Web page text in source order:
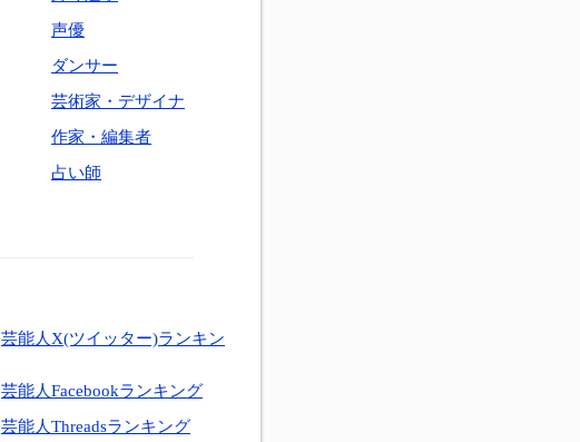
声優
ダンサー
芸術家・デザイナ
作家・編集者
占い師
芸能人X(ツイッター)ランキン
芸能人Facebookランキング
芸能人Threadsランキング